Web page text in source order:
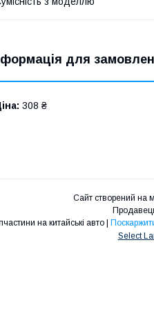
для
308 ₴
Сайт створений на
Запчастини на китайські авто |
Select